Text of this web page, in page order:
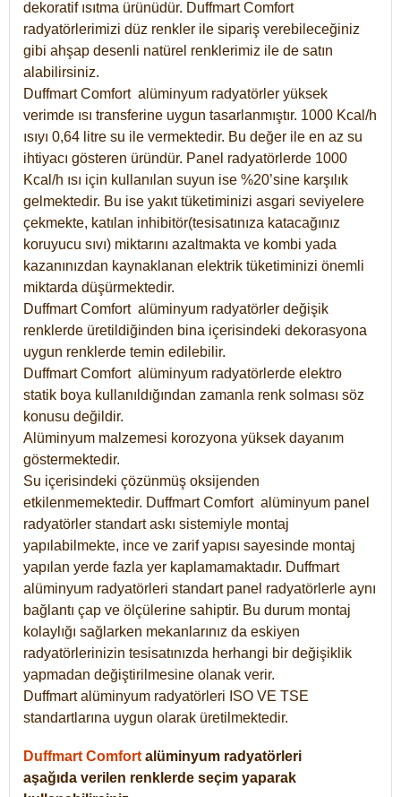
dekoratif ısıtma ürünüdür. Duffmart Comfort
radyatörlerimizi düz renkler ile sipariş verebileceğiniz
gibi ahşap desenli natürel renklerimiz ile de satın
alabilirsiniz.
Duffmart Comfort alüminyum radyatörler yüksek
verimde ısı transferine uygun tasarlanmıştır. 1000 Kcal/h
ısıyı 0,64 litre su ile vermektedir. Bu değer ile en az su
ihtiyacı gösteren üründür. Panel radyatörlerde 1000
Kcal/h ısı için kullanılan suyun ise %20’sine karşılık
gelmektedir. Bu ise yakıt tüketiminizi asgari seviyelere
çekmekte, katılan inhibitör(tesisatınıza katacağınız
koruyucu sıvı) miktarını azaltmakta ve kombi yada
kazanınızdan kaynaklanan elektrik tüketiminizi önemli
miktarda düşürmektedir.
Duffmart Comfort alüminyum radyatörler değişik
renklerde üretildiğinden bina içerisindeki dekorasyona
uygun renklerde temin edilebilir.
DuffmartComfort alüminyum radyatörlerde elektro
statik boya kullanıldığından zamanla renk solması söz
konusu değildir.
Alüminyum malzemesi korozyona yüksek dayanım
göstermektedir.
Su içerisindeki çözünmüş oksijenden
etkilenmemektedir. DuffmartComfort alüminyum panel
radyatörler standart askı sistemiyle montaj
yapılabilmekte, ince ve zarif yapısı sayesinde montaj
yapılan yerde fazla yer kaplamamaktadır. Duffmart
alüminyum radyatörleri standart panel radyatörlerle aynı
bağlantı çap ve ölçülerine sahiptir. Bu durum montaj
kolaylığı sağlarken mekanlarınız da eskiyen
radyatörlerinizin tesisatınızda herhangi bir değişiklik
yapmadan değiştirilmesine olanak verir.
Duffmart alüminyum radyatörleri ISO VE TSE
standartlarına uygun olarak üretilmektedir.
Duffmart Comfort alüminyum radyatörleri
aşağıda verilen renklerde seçim yaparak